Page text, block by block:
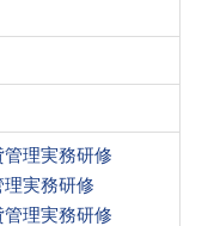
理実務研修
実務研修
理実務研修